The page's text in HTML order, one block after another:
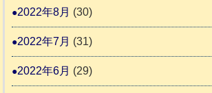
2022年8月 (30)
2022年7月 (31)
2022年6月 (29)